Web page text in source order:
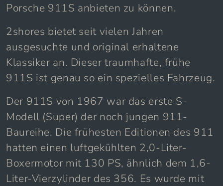
Porsche 911S anbieten zu können.
2shores bietet seit vielen Jahren
ausgesuchte und original erhaltene
Klassiker an. Dieser traumhafte, frühe
911S ist genau so ein spezielles Fahrzeug.
Der 911S von 1967 war das erste S-
Modell (Super) der noch jungen 911-
Baureihe. Die frühesten Editionen des 911
hatten einen luftgekühlten 2,0-Liter-
Boxermotor mit 130 PS, ähnlich dem 1,6-
Liter-Vierzylinder des 356. Es wurde mit